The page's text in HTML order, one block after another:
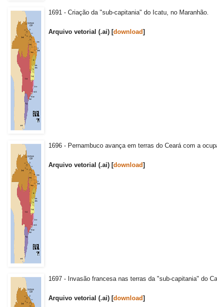
1691 - Criação da "sub-capitania" do Icatu, no Maranhão.
Arquivo vetorial (.ai) [download]
1696 - Pernambuco avança em terras do Ceará com a
Arquivo vetorial (.ai) [download]
1697 - Invasão francesa nas terras da "sub-capitania" do
Arquivo vetorial (.ai) [download]